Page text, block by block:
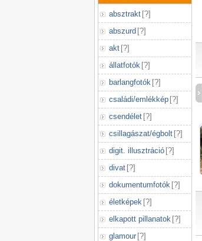
absztrakt [?]
abszurd [?]
akt [?]
állatfotók [?]
barlangfotók [?]
családi/emlékkép [?]
csendélet [?]
csillagászat/égbolt [?]
digit. illusztráció [?]
divat [?]
dokumentumfotók [?]
életképek [?]
elkapott pillanatok [?]
glamour [?]